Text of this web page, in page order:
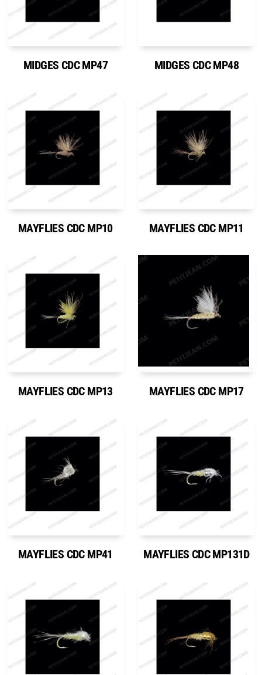
MIDGES CDC MP47 MIDGES CDC MP48
MAYFLIES CDC MP10 MAYFLIES CDC MP11
MAYFLIES CDC MP13 MAYFLIES CDC MP17
MAYFLIES CDC MP41 MAYFLIES CDC MP131D